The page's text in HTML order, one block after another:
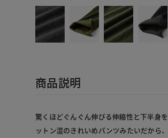
商品説明
驚くほどぐんぐん伸びる伸縮性と下半身
ットン混のきれいめパンツみたいだから